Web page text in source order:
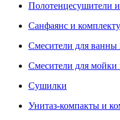
Полотенцесушители
Санфаянс и
Смесители для ванны
Смесители для мойки
Сушилки
Унитаз-компакты и